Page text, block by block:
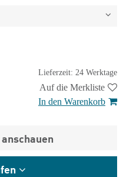
Lieferzeit: 24 Werktage
Auf die Merkliste
In den Warenkorb